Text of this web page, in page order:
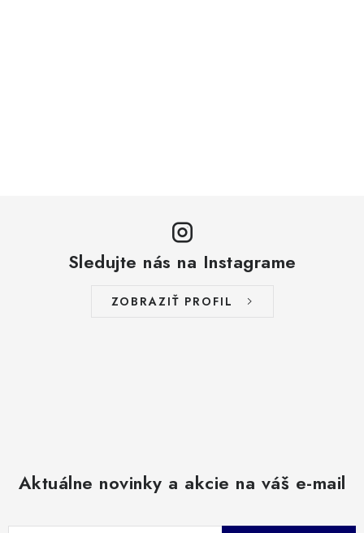
Sledujte nás na Instagrame
ZOBRAZIŤ PROFIL
Aktuálne novinky a akcie na váš e-mail